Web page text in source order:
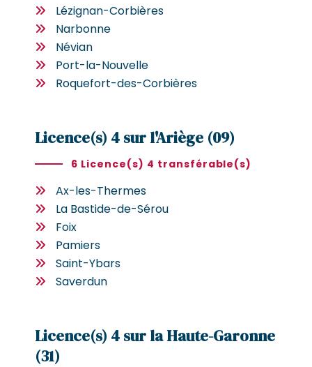
Lézignan-Corbières
Narbonne
Névian
Port-la-Nouvelle
Roquefort-des-Corbières
Licence(s) 4 sur l'Ariège (09)
6 Licence(s) 4 transférable(s)
Ax-les-Thermes
La Bastide-de-Sérou
Foix
Pamiers
Saint-Ybars
Saverdun
Licence(s) 4 sur la Haute-Garonne
(31)